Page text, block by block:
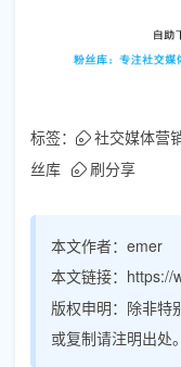
标签： 社交媒体营
丝库
刷分享
本文作者： emer
本文链接： https://
版权申明： 除非特
或复制请注明出处。